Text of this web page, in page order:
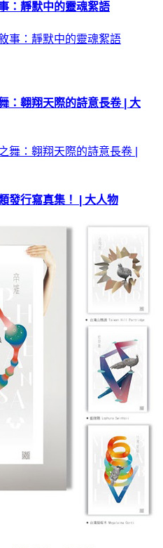
：靜默中的靈魂絮語
：翱翔天際的詩意長卷 | 大
發行寫真集！ | 大人物